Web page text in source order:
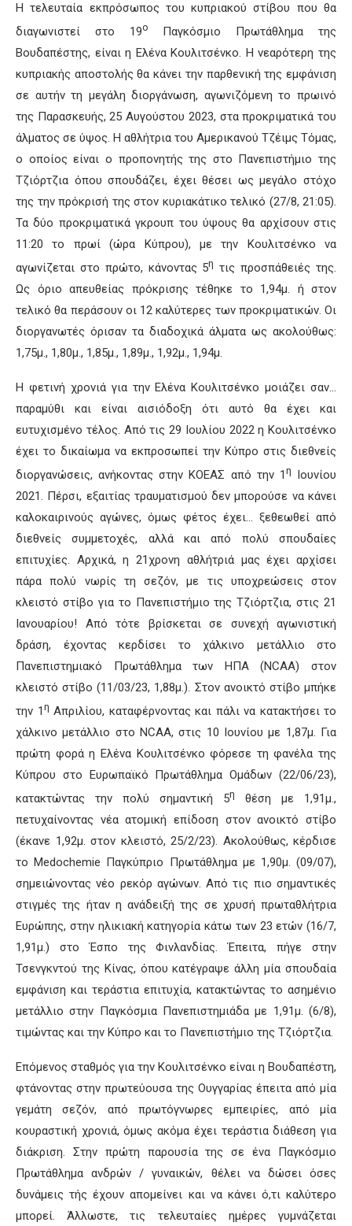
Η τελευταία εκπρόσωπος του κυπριακού στίβου που θα
διαγωνιστεί στο 19ο
Παγκόσμιο Πρωτάθλημα της
Βουδαπέστης, είναι η Ελένα Κουλιτσένκο. Η νεαρότερη της
κυπριακής αποστολής θα κάνει την παρθενική της εμφάνιση
σε αυτήν τη μεγάλη διοργάνωση, αγωνιζόμενη το πρωινό
της Παρασκευής, 25 Αυγούστου 2023, στα προκριματικά του
άλματος σε ύψος. Η αθλήτρια του Αμερικανού Τζέιμς Τόμας,
ο οποίος είναι ο προπονητής της στο Πανεπιστήμιο της
Τζιόρτζια όπου σπουδάζει, έχει θέσει ως μεγάλο στόχο
της την πρόκρισή της στον κυριακάτικο τελικό (27/8, 21:05).
Τα δύο προκριματικά γκρουπ του ύψους θα αρχίσουν στις
11:20 το πρωί (ώρα Κύπρου), με την Κουλιτσένκο να
αγωνίζεται στο πρώτο, κάνοντας 5η τις προσπάθειές της.
Ως όριο απευθείας πρόκρισης τέθηκε το 1,94μ. ή στον
τελικό θα περάσουν οι 12 καλύτερες των προκριματικών. Οι
διοργανωτές όρισαν τα διαδοχικά άλματα ως ακολούθως:
1,75μ., 1,80μ., 1,85μ., 1,89μ., 1,92μ., 1,94μ.
Η φετινή χρονιά για την Ελένα Κουλιτσένκο μοιάζει σαν…
παραμύθι και είναι αισιόδοξη ότι αυτό θα έχει και
ευτυχισμένο τέλος. Από τις 29 Ιουλίου 2022 η Κουλιτσένκο
έχει το δικαίωμα να εκπροσωπεί την Κύπρο στις διεθνείς
διοργανώσεις, ανήκοντας στην ΚΟΕΑΣ από την 1 η
Ιουνίου
2021. Πέρσι, εξαιτίας τραυματισμού δεν μπορούσε να κάνει
καλοκαιρινούς αγώνες, όμως φέτος έχει… ξεθεωθεί από
διεθνείς συμμετοχές, αλλά και από πολύ σπουδαίες
επιτυχίες. Αρχικά, η 21χρονη αθλήτριά μας έχει αρχίσει
πάρα πολύ νωρίς τη σεζόν, με τις υποχρεώσεις στον
κλειστό στίβο για το Πανεπιστήμιο της Τζιόρτζια, στις 21
Ιανουαρίου! Από τότε βρίσκεται σε συνεχή αγωνιστική
δράση, έχοντας κερδίσει το χάλκινο μετάλλιο στο
Πανεπιστημιακό Πρωτάθλημα των ΗΠΑ (NCAA) στον
κλειστό στίβο (11/03/23, 1,88μ.). Στον ανοικτό στίβο μπήκε
την 1 η Απριλίου, καταφέρνοντας και πάλι να κατακτήσει το
χάλκινο μετάλλιο στο NCAA, στις 10 Ιουνίου με 1,87μ. Για
πρώτη φορά η Ελένα Κουλιτσένκο φόρεσε τη φανέλα της
Κύπρου στο Ευρωπαϊκό Πρωτάθλημα Ομάδων (22/06/23),
κατακτώντας την πολύ σημαντική 5η
θέση με 1,91μ.,
πετυχαίνοντας νέα ατομική επίδοση στον ανοικτό στίβο
(έκανε 1,92μ. στον κλειστό, 25/2/23). Ακολούθως, κέρδισε
το Medochemie Παγκύπριο Πρωτάθλημα με 1,90μ. (09/07),
σημειώνοντας νέο ρεκόρ αγώνων. Από τις πιο σημαντικές
στιγμές της ήταν η ανάδειξή της σε χρυσή πρωταθλήτρια
Ευρώπης, στην ηλικιακή κατηγορία κάτω των 23 ετών (16/7,
1,91μ.) στο Έσπο της Φινλανδίας. Έπειτα, πήγε στην
Τσενγκντού της Κίνας, όπου κατέγραψε άλλη μία σπουδαία
εμφάνιση και τεράστια επιτυχία, κατακτώντας το ασημένιο
μετάλλιο στην Παγκόσμια Πανεπιστημιάδα με 1,91μ. (6/8),
τιμώντας και την Κύπρο και το Πανεπιστήμιο της Τζιόρτζια.
Επόμενος σταθμός για την Κουλιτσένκο είναι η Βουδαπέστη,
φτάνοντας στην πρωτεύουσα της Ουγγαρίας έπειτα από μία
γεμάτη σεζόν, από πρωτόγνωρες εμπειρίες, από μία
κουραστική χρονιά, όμως ακόμα έχει τεράστια διάθεση για
διάκριση. Στην πρώτη παρουσία της σε ένα Παγκόσμιο
Πρωτάθλημα ανδρών / γυναικών, θέλει να δώσει όσες
δυνάμεις τής έχουν απομείνει και να κάνει ό,τι καλύτερο
μπορεί. Άλλωστε, τις τελευταίες ημέρες γυμνάζεται